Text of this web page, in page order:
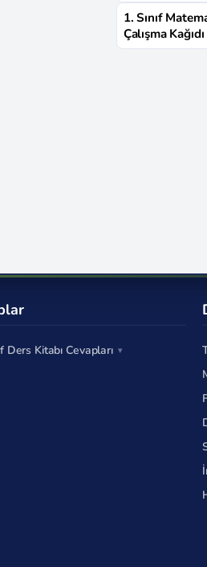
1. Sınıf
Çalışma Kağıdı
Ders Kitabı Cevapları